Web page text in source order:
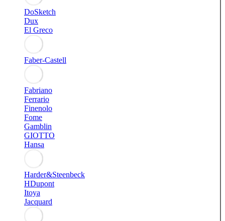
DoSketch
Dux
El Greco
Faber-Castell
Fabriano
Ferrario
Finenolo
Fome
Gamblin
GIOTTO
Hansa
Harder&Steenbeck
HDupont
Itoya
Jacquard